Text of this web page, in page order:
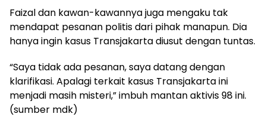
Faizal dan kawan-kawannya juga mengaku tak
mendapat pesanan politis dari pihak manapun. Dia
hanya ingin kasus Transjakarta diusut dengan tuntas.
“Saya tidak ada pesanan, saya datang dengan
klarifikasi. Apalagi terkait kasus Transjakarta ini
menjadi masih misteri,” imbuh mantan aktivis 98 ini.
(sumber mdk)